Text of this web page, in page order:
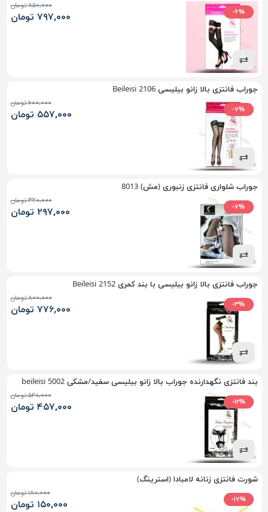
-۶%
۸۵۰,۰۰۰ تومان
۷۹۷,۰۰۰ تومان
جوراب فانتزی بالا زانو بیلیسی Beileisi 2106
-۷%
۶۰۰,۰۰۰ تومان
۵۵۷,۰۰۰ تومان
جوراب شلواری فانتزی زنبوری (مش) 8013
-۷%
۳۲۰,۰۰۰ تومان
۲۹۷,۰۰۰ تومان
جوراب فانتزی بالا زانو بیلیسی با بند کمری Beileisi 2152
-۳%
۸۰۰,۰۰۰ تومان
۷۷۶,۰۰۰ تومان
بند فانتزی نگهدارنده جوراب بالا زانو بیلیسی سفید/مشکی beileisi 5002
-۱۲%
۵۲۰,۰۰۰ تومان
۴۵۷,۰۰۰ تومان
شورت فانتزی زنانه لامبادا (استرینگ)
-۱۷%
۱۸۰,۰۰۰ تومان
۱۵۰,۰۰۰ تومان